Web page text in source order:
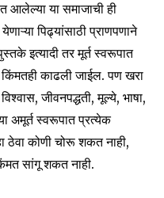
आलेल्या या समाजाची ही
पिढ्यांसाठी प्राणपणाने
इत्यादी तर मूर्त स्वरूपात
किंमतही काढली जाईल. पण खरा
जीवनपद्धती, मूल्ये, भाषा,
अमूर्त स्वरूपात प्रत्येक
ठेवा कोणी चोरू शकत नाही,
सांगू शकत नाही.